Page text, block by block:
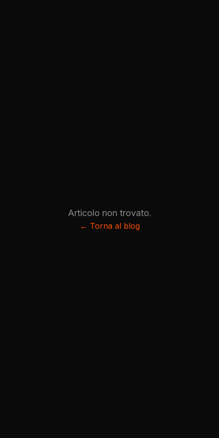
Articolo non trovato.
← Torna al blog